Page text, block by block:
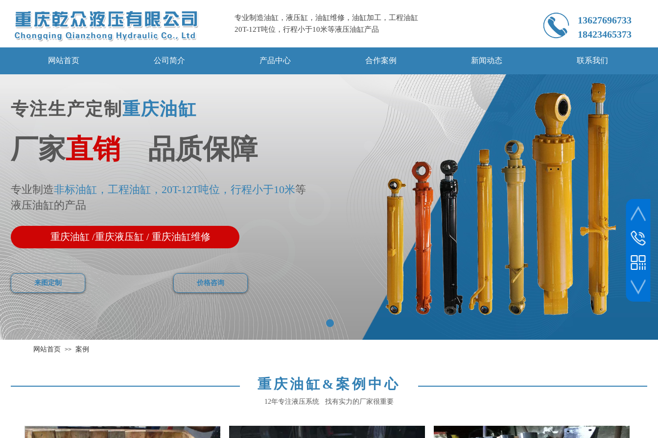
专业制造油缸，液压缸，油缸维修，油缸加工，工程油缸
20T-12T吨位， 行程小于10米等液压油缸产品
网站首页 公司简介 产品中心 合作案例 新闻动态 联系我们
专注生产定制 重庆油缸
厂家直销 品质保障
专业制造非标油缸，工程油缸，20T-12T吨位，行程小于10米等
液压油缸的产品
重庆油缸 /重庆液压缸 / 重庆油缸维修
价格咨询
来图定制
网站首页 >> 案例
12年专注液压系统 找有实力的厂家很重要
重庆油缸&案例中心
服务热线
24小时